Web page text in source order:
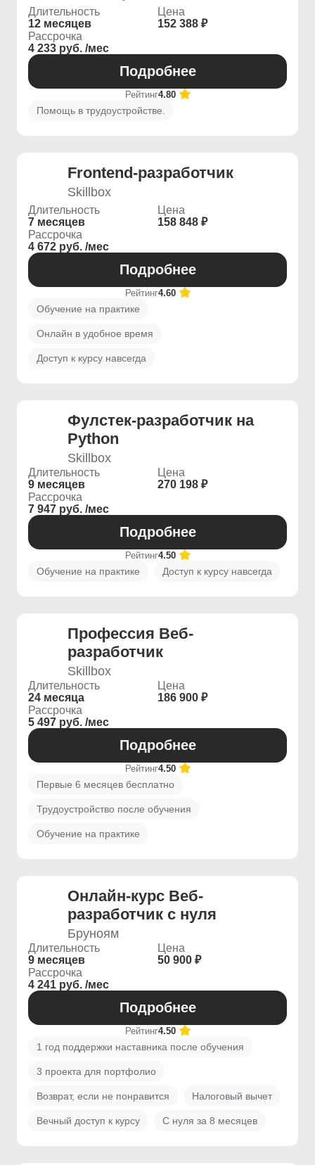
Длительность
12 месяцев
Цена
152 388 ₽
Рассрочка
4 233 руб. /мес
Подробнее
Рейтинг4.80
Помощь в трудоустройстве.
Frontend-разработчик
Skillbox
Длительность
7 месяцев
Цена
158 848 ₽
Рассрочка
4 672 руб. /мес
Подробнее
Рейтинг4.60
Обучение на практике
Онлайн в удобное время
Доступ к курсу навсегда
Фулстек-разработчик на
Python
Skillbox
Длительность
9 месяцев
Цена
270 198 ₽
Рассрочка
7 947 руб. /мес
Подробнее
Рейтинг4.50
Обучение на практике Доступ к курсу навсегда
Профессия Веб-
разработчик
Skillbox
Длительность
24 месяца
Цена
186 900 ₽
Рассрочка
5 497 руб. /мес
Подробнее
Рейтинг4.50
Первые 6 месяцев бесплатно
Трудоустройство после обучения
Обучение на практике
Онлайн-курс Веб-
разработчик с нуля
Бруноям
Длительность
9 месяцев
Цена
50 900 ₽
Рассрочка
4 241 руб. /мес
Подробнее
Рейтинг4.50
1 год поддержки наставника после обучения
3 проекта для портфолио
Возврат, если не понравится Налоговый вычет
Вечный доступ к курсу С нуля за 8 месяцев